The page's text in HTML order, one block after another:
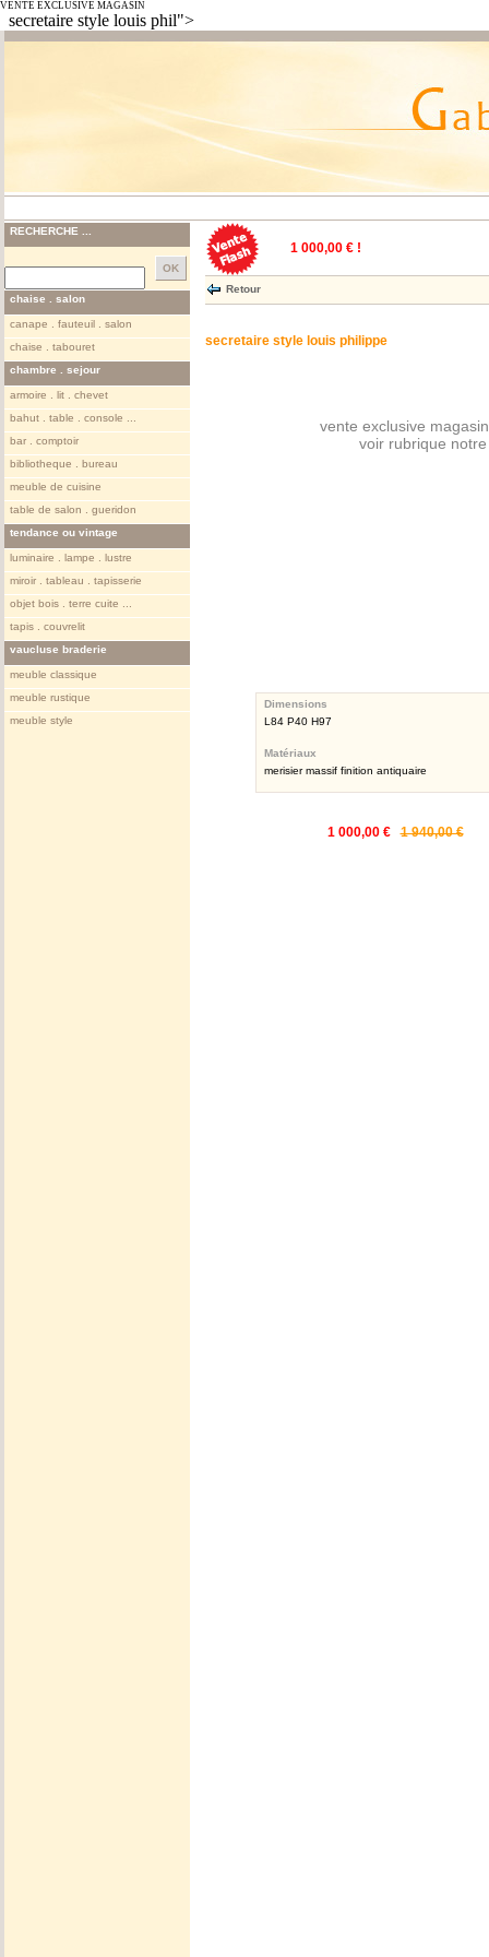
VENTE EXCLUSIVE MAGASIN
secretaire style louis phil">
RECHERCHE ...
chaise . salon
canape . fauteuil . salon
chaise . tabouret
chambre . sejour
armoire . lit . chevet
bahut . table . console ...
bar . comptoir
bibliotheque . bureau
meuble de cuisine
table de salon . gueridon
tendance ou vintage
luminaire . lampe . lustre
miroir . tableau . tapisserie
objet bois . terre cuite ...
tapis . couvrelit
vaucluse braderie
meuble classique
meuble rustique
meuble style
1 000,00 € !
Retour
secretaire style louis philippe
vente exclusive
voir rubrique
Dimensions
L84 P40 H97
Matériaux
merisier massif finition antiquaire
1 000,00 € 1 940,00 €